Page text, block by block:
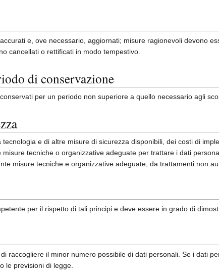
e, ove necessario, aggiornati; misure ragionevoli devono
cancellati o rettificati in modo tempestivo.
di conservazione
per un periodo non superiore a quello necessario agli
e di altre misure di sicurezza disponibili, dei costi di
misure tecniche o organizzative adeguate per trattare i dati
misure tecniche e organizzative adeguate, da trattamenti non
per il rispetto di tali principi e deve essere in grado di
raccogliere il minor numero possibile di dati personali. Se i dati
le previsioni di legge.